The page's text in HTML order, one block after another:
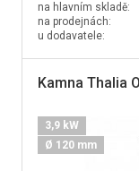
na hlavním skladě:
na prodejnách:
u dodavatele:
Kamna Thalia
3,9 kW
Ø 120 mm